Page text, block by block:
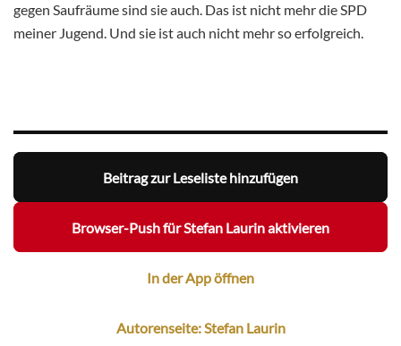
gegen Saufräume sind sie auch. Das ist nicht mehr die SPD
meiner Jugend. Und sie ist auch nicht mehr so erfolgreich.
Beitrag zur Leseliste hinzufügen
Browser-Push für Stefan Laurin aktivieren
In der App öffnen
Autorenseite: Stefan Laurin